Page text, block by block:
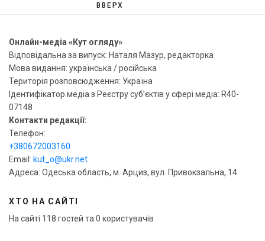
ВВЕРХ
Онлайн-медіа «Кут огляду»
Відповідальна за випуск: Наталя Мазур, редакторка
Мова видання: українська / російська
Територія розповсюдження: Україна
Ідентифікатор медіа з Реєстру суб’єктів у сфері медіа: R40-
07148
Контакти редакції:
Телефон:
+380672003160
Email: kut_o@ukr.net
Адреса: Одеська область, м. Арциз, вул. Привокзальна, 14
ХТО НА САЙТІ
На сайті 118 гостей та 0 користувачів